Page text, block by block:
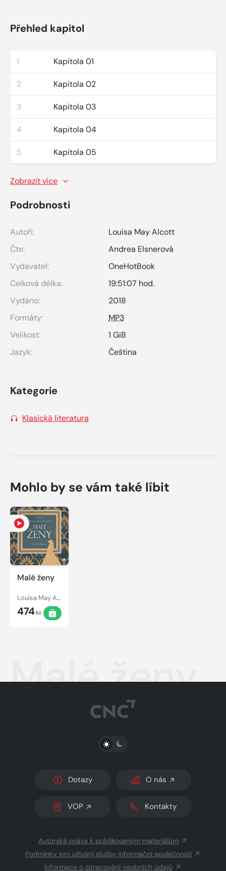
Přehled kapitol
1 Kapitola 01
2 Kapitola 02
3 Kapitola 03
4 Kapitola 04
5 Kapitola 05
Zobrazit více
Podrobnosti
Autoři:
Louisa May Alcott
Čte:
Andrea Elsnerová
Vydavatel:
OneHotBook
Celková délka:
19:51:07 hod.
Vydáno:
2018
Formáty:
MP3
Velikost:
1 GiB
Jazyk:
Čeština
Kategorie
Klasická literatura
Mohlo by se vám také líbit
Malé ženy
Louisa May Alcott
474Kč
Malé ženy
PŘEPNOUT SVĚTLÝ/TMAVÝ REŽIM
Dotazy O nás
VOP Kontakty
Autorská práva k publikovaným materiálům
Podmínky pro užívání služby informační společnosti
Informace o zpracování osobních údajů